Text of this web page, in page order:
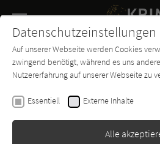
SUCHE
Buch-
Entdecker
Klaus-Peter Wolf
Der
Erschienen: September 2024
Datenschutzeinstellungen
Auf unserer Webseite werden Cookies
zwingend benötigt, während es uns
Nutzererfahrung auf unserer Webseite zu
Essentiell Externe Inhalte
Alle